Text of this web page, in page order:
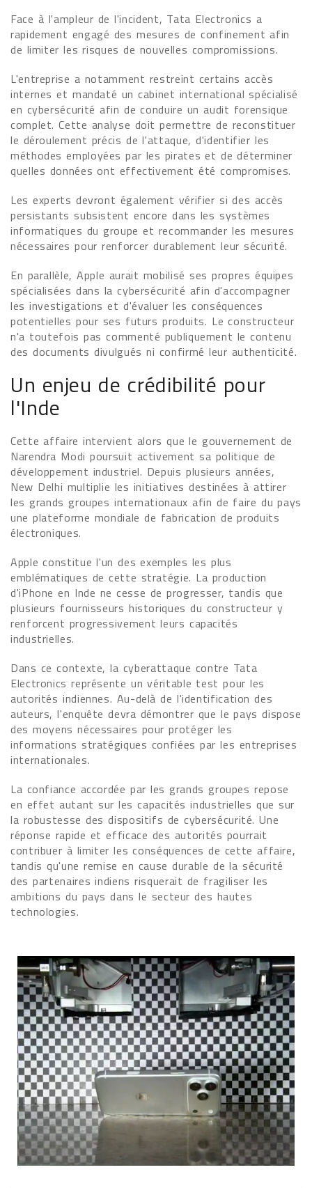
Face à l'ampleur de l'incident, Tata Electronics a
rapidement engagé des mesures de confinement afin
de limiter les risques de nouvelles compromissions.
L'entreprise a notamment restreint certains accès
internes et mandaté un cabinet international spécialisé
en cybersécurité afin de conduire un audit forensique
complet. Cette analyse doit permettre de reconstituer
le déroulement précis de l'attaque, d'identifier les
méthodes employées par les pirates et de déterminer
quelles données ont effectivement été compromises.
Les experts devront également vérifier si des accès
persistants subsistent encore dans les systèmes
informatiques du groupe et recommander les mesures
nécessaires pour renforcer durablement leur sécurité.
En parallèle, Apple aurait mobilisé ses propres équipes
spécialisées dans la cybersécurité afin d'accompagner
les investigations et d'évaluer les conséquences
potentielles pour ses futurs produits. Le constructeur
n'a toutefois pas commenté publiquement le contenu
des documents divulgués ni confirmé leur authenticité.
Un enjeu de crédibilité pour
l'Inde
Cette affaire intervient alors que le gouvernement de
Narendra Modi poursuit activement sa politique de
développement industriel. Depuis plusieurs années,
New Delhi multiplie les initiatives destinées à attirer
les grands groupes internationaux afin de faire du pays
une plateforme mondiale de fabrication de produits
électroniques.
Apple constitue l'un des exemples les plus
emblématiques de cette stratégie. La production
d'iPhone en Inde ne cesse de progresser, tandis que
plusieurs fournisseurs historiques du constructeur y
renforcent progressivement leurs capacités
industrielles.
Dans ce contexte, la cyberattaque contre Tata
Electronics représente un véritable test pour les
autorités indiennes. Au-delà de l'identification des
auteurs, l'enquête devra démontrer que le pays dispose
des moyens nécessaires pour protéger les
informations stratégiques confiées par les entreprises
internationales.
La confiance accordée par les grands groupes repose
en effet autant sur les capacités industrielles que sur
la robustesse des dispositifs de cybersécurité. Une
réponse rapide et efficace des autorités pourrait
contribuer à limiter les conséquences de cette affaire,
tandis qu'une remise en cause durable de la sécurité
des partenaires indiens risquerait de fragiliser les
ambitions du pays dans le secteur des hautes
technologies.